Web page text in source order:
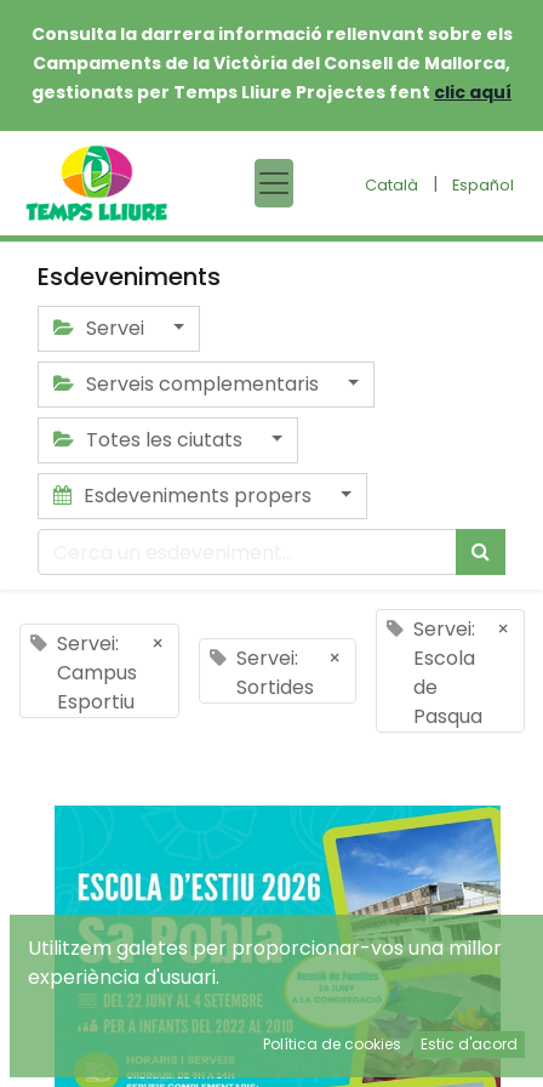
Consulta la darrera informació rellenvant sobre els
Campaments de la Victòria del Consell de Mallorca,
gestionats per Temps Lliure Projectes fent clic aquí
Català | Español
Esdeveniments
Servei
Serveis complementaris
Totes les ciutats
Esdeveniments propers
Servei:
Campus
Esportiu
×
Servei:
Sortides
×
Servei:
Escola
de
Pasqua
×
Utilitzem galetes per proporcionar-vos una millor
experiència d'usuari.
Política de cookies Estic d'acord